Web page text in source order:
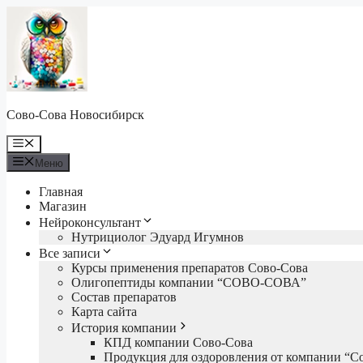
Перейти
содержимому
Сово-Сова Новосибирск
Меню
Меню
Главная
Магазин
Нейроконсультант
Нутрициолог Эдуард Игумнов
Все записи
Курсы применения препаратов Сово-Сова
Олигопептиды компании “СОВО-СОВА”
Состав препаратов
Карта сайта
История компании
КПД компании Сово-Сова
Продукция для оздоровления от компании